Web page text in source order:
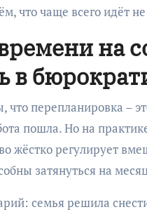
что чаще всего идёт
на
в
что перепланировка –
пошла. Но на
жёстко регулирует
затянуться на
семья решила